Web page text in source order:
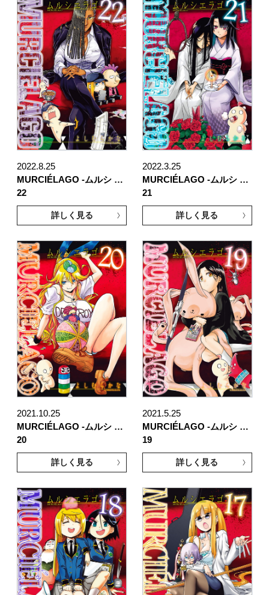
2022.8.25
MURCIÉLAGO -ムルシ …
22
詳しく見る
2022.3.25
MURCIÉLAGO -ムルシ …
21
詳しく見る
2021.10.25
MURCIÉLAGO -ムルシ …
20
詳しく見る
2021.5.25
MURCIÉLAGO -ムルシ …
19
詳しく見る